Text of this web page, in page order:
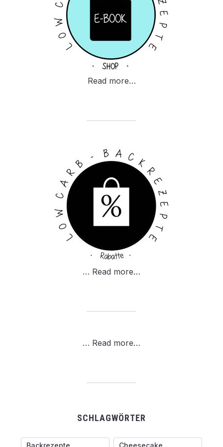
Read more…
… Read more…
… Read more…
SCHLAGWÖRTER
Backrezepte Cheesecake